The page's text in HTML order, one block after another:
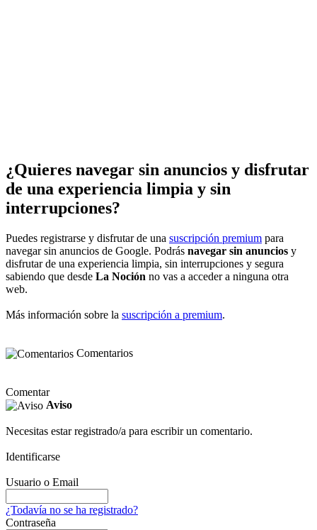
¿Quieres navegar sin anuncios y disfrutar
de una experiencia limpia y sin
interrupciones?
Puedes registrarse y disfrutar de una suscripción premium para
navegar sin anuncios de Google. Podrás navegar sin anuncios y
disfrutar de una experiencia limpia, sin interrupciones y segura
sabiendo que desde La Noción no vas a acceder a ninguna otra
web.
Más información sobre la suscripción a premium.
Comentarios
Comentar
Aviso
Necesitas estar registrado/a para escribir un comentario.
Identificarse
Usuario o Email
¿Todavía no se ha registrado?
Contraseña